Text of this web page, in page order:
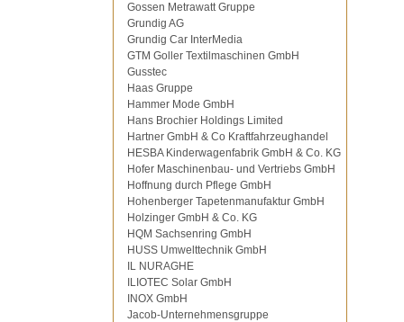
Gossen Metrawatt Gruppe
Grundig AG
Grundig Car InterMedia
GTM Goller Textilmaschinen GmbH
Gusstec
Haas Gruppe
Hammer Mode GmbH
Hans Brochier Holdings Limited
Hartner GmbH & Co Kraftfahrzeughandel
HESBA Kinderwagenfabrik GmbH & Co. KG
Hofer Maschinenbau- und Vertriebs GmbH
Hoffnung durch Pflege GmbH
Hohenberger Tapetenmanufaktur GmbH
Holzinger GmbH & Co. KG
HQM Sachsenring GmbH
HUSS Umwelttechnik GmbH
IL NURAGHE
ILIOTEC Solar GmbH
INOX GmbH
Jacob-Unternehmensgruppe